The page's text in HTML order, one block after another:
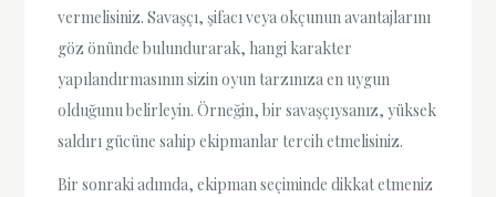
vermelisiniz. Savaşçı, şifacı veya okçunun avantajlarını
göz önünde bulundurarak, hangi karakter
yapılandırmasının sizin oyun tarzınıza en uygun
olduğunu belirleyin. Örneğin, bir savaşçıysanız, yüksek
saldırı gücüne sahip ekipmanlar tercih etmelisiniz.
Bir sonraki adımda, ekipman seçiminde dikkat etmeniz